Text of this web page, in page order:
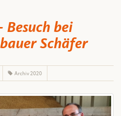
Besuch bei
Schäfer
Archiv 2020